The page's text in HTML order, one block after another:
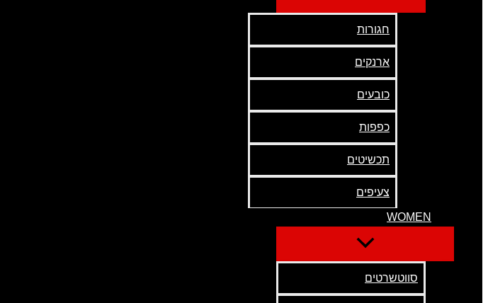
חגורות
ארנקים
כובעים
כפפות
תכשיטים
צעיפים
WOMEN
סווטשרטים